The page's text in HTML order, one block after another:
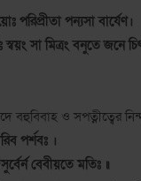
পরিপ্রীতা পন্যসা বার্যেণ।
সা মিত্রং বনুতে জনে
বহুবিবাহ ও সপত্নীত্বের
পর্শবঃ ।
বেবীয়তে মতিঃ ॥